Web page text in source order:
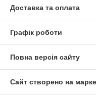
Доставка та оплата
Графік роботи
Повна версія сайту
Сайт створено на